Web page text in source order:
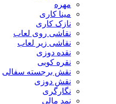
مینا کاری
نازک کاری
نقاشی روی لعاب
نقاشی زیر لعاب
نقده دوزی
نقره کوبی
نقش برجسته سفالی
نقش دوزی
نگارگری
نمد مالی